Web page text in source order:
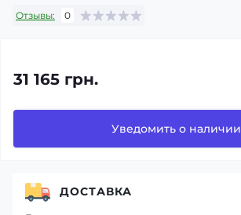
Отзывы: 0
31 165 грн.
Уведомить о наличии
ДОСТАВКА